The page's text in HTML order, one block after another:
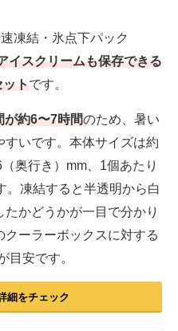
凍結・氷点下パック
イスクリームも保存できる
ットです。
約6〜7時間のため、暑い
いです。本体サイズは約
奥行き）mm、1個あたり
。凍結すると半透明から白
かどうかが一目で分かり
クーラーボックスに対する
目安です。
細をチェック